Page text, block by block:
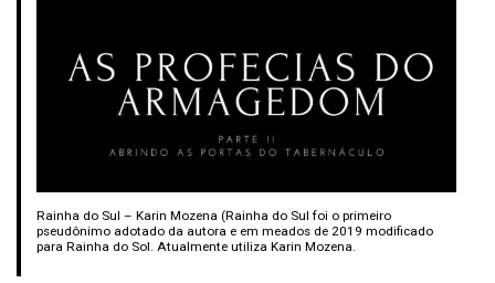
Rainha do Sul – Karin Mozena (Rainha do Sul foi o primeiro
pseudônimo adotado da autora e em meados de 2019 modificado
para Rainha do Sol. Atualmente utiliza Karin Mozena.